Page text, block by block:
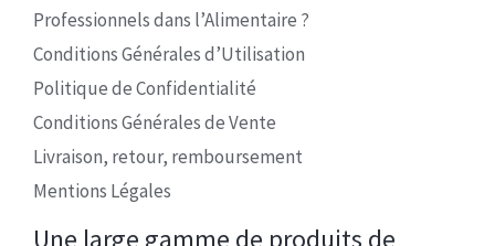
Professionnels dans l’Alimentaire ?
Conditions Générales d’Utilisation
Politique de Confidentialité
Conditions Générales de Vente
Livraison, retour, remboursement
Mentions Légales
Une large gamme de produits de